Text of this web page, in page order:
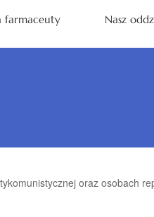
farmaceuty Nasz
oraz osobach